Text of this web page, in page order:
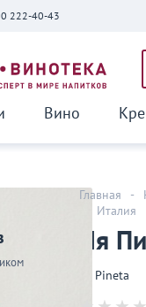
222-40-43
Вино
Главная -
Италия
Ля
La Pineta